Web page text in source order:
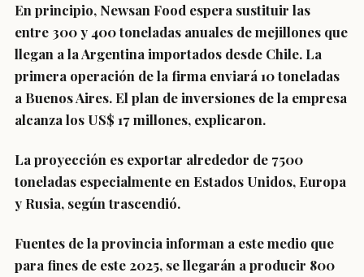
En principio, Newsan Food espera sustituir las
entre 300 y 400 toneladas anuales de mejillones que
llegan a la Argentina importados desde Chile. La
primera operación de la firma enviará 10 toneladas
a Buenos Aires. El plan de inversiones de la empresa
alcanza los US$ 17 millones, explicaron.
La proyección es exportar alrededor de 7500
toneladas especialmente en Estados Unidos, Europa
y Rusia, según trascendió.
Fuentes de la provincia informan a este medio que
para fines de este 2025, se llegarán a producir 800